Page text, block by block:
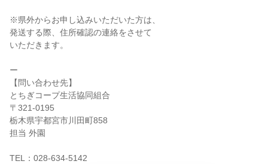
※県外からお申し込みいただいた方は、
発送する際、住所確認の連絡をさせて
いただきます。
ー
【問い合わせ先】
とちぎコープ生活協同組合
〒321-0195
栃木県宇都宮市川田町858
担当 外園
TEL：028-634-5142